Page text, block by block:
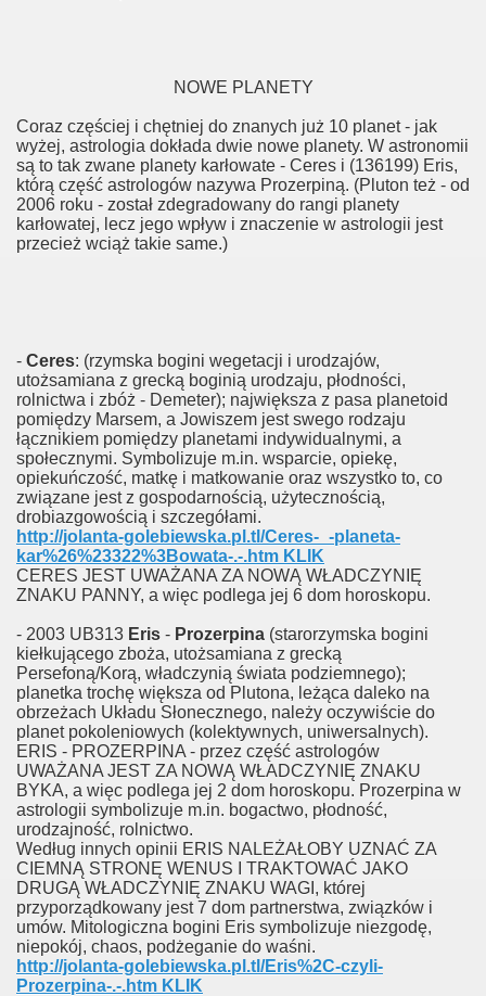
NOWE PLANETY
Coraz częściej i chętniej do znanych już 10 planet - jak
wyżej, astrologia dokłada dwie nowe planety. W astronomii
są to tak zwane planety karłowate - Ceres i (136199) Eris,
którą część astrologów nazywa Prozerpiną. (Pluton też - od
2006 roku - został zdegradowany do rangi planety
karłowatej, lecz jego wpływ i znaczenie w astrologii jest
przecież wciąż takie same.)
- Ceres: (rzymska bogini wegetacji i urodzajów,
utożsamiana z grecką boginią urodzaju, płodności,
rolnictwa i zbóż - Demeter); największa z pasa planetoid
pomiędzy Marsem, a Jowiszem jest swego rodzaju
łącznikiem pomiędzy planetami indywidualnymi, a
społecznymi. Symbolizuje m.in. wsparcie, opiekę,
opiekuńczość, matkę i matkowanie oraz wszystko to, co
związane jest z gospodarnością, użytecznością,
drobiazgowością i szczegółami.
http://jolanta-golebiewska.pl.tl/Ceres-_-planeta-
kar%26%23322%3Bowata-.-.htm KLIK
CERES JEST UWAŻANA ZA NOWĄ WŁADCZYNIĘ
ZNAKU PANNY, a więc podlega jej 6 dom horoskopu.
- 2003 UB313 Eris - Prozerpina (starorzymska bogini
kiełkującego zboża, utożsamiana z grecką
Persefoną/Korą, władczynią świata podziemnego);
planetka trochę większa od Plutona, leżąca daleko na
obrzeżach Układu Słonecznego, należy oczywiście do
planet pokoleniowych (kolektywnych, uniwersalnych).
ERIS - PROZERPINA - przez część astrologów
UWAŻANA JEST ZA NOWĄ WŁADCZYNIĘ ZNAKU
BYKA, a więc podlega jej 2 dom horoskopu. Prozerpina w
astrologii symbolizuje m.in. bogactwo, płodność,
urodzajność, rolnictwo.
Według innych opinii ERIS NALEŻAŁOBY UZNAĆ ZA
CIEMNĄ STRONĘ WENUS I TRAKTOWAĆ JAKO
DRUGĄ WŁADCZYNIĘ ZNAKU WAGI, której
przyporządkowany jest 7 dom partnerstwa, związków i
umów. Mitologiczna bogini Eris symbolizuje niezgodę,
niepokój, chaos, podżeganie do waśni.
http://jolanta-golebiewska.pl.tl/Eris%2C-czyli-
Prozerpina-.-.htm KLIK